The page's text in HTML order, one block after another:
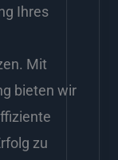
Ihres
Mit
bieten wir
zu